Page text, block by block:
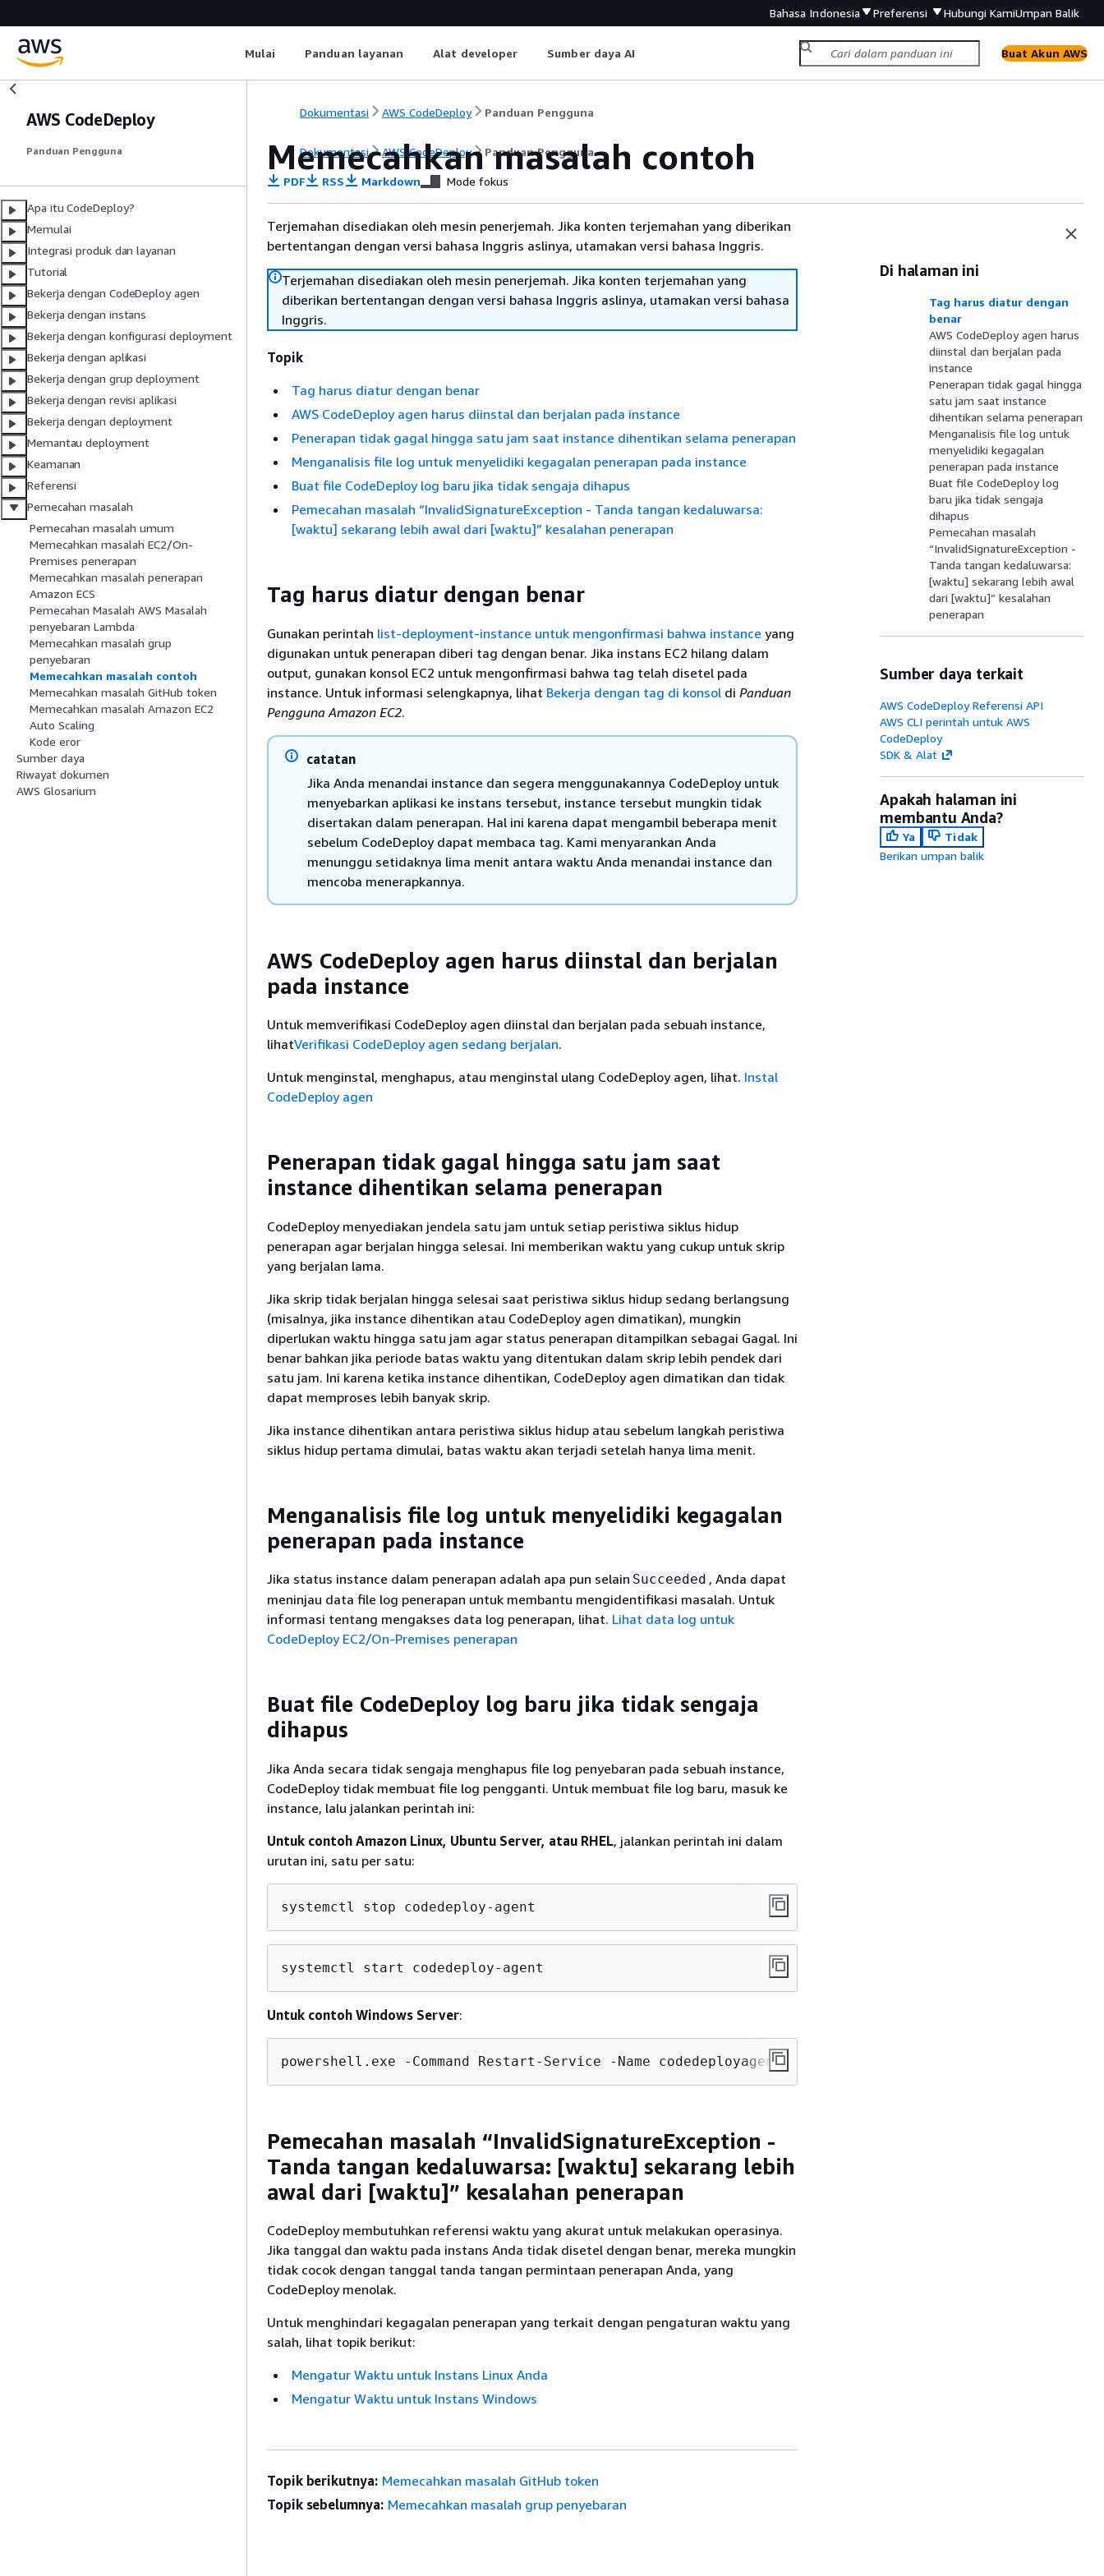
Bahasa Indonesia Preferensi Hubungi KamiUmpan Balik
Mulai Panduan layanan Alat developer Sumber daya AI Buat Akun AWS
AWS CodeDeploy
Panduan Pengguna
Apa itu CodeDeploy?
Memulai
Integrasi produk dan layanan
Tutorial
Bekerja dengan CodeDeploy agen
Bekerja dengan instans
Bekerja dengan konfigurasi deployment
Bekerja dengan aplikasi
Bekerja dengan grup deployment
Bekerja dengan revisi aplikasi
Bekerja dengan deployment
Memantau deployment
Keamanan
Referensi
Pemecahan masalah
Pemecahan masalah umum
Memecahkan masalah EC2/On-
Premises penerapan
Memecahkan masalah penerapan
Amazon ECS
Pemecahan Masalah AWS Masalah
penyebaran Lambda
Memecahkan masalah grup
penyebaran
Memecahkan masalah contoh
Memecahkan masalah GitHub token
Memecahkan masalah Amazon EC2
Auto Scaling
Kode eror
Sumber daya
Riwayat dokumen
AWS Glosarium
Dokumentasi AWS CodeDeploy Panduan Pengguna
Dokumentasi AWS CodeDeploy Panduan Pengguna
Memecahkan masalah contoh
PDF RSS Markdown Mode fokus
Terjemahan disediakan oleh mesin penerjemah. Jika konten terjemahan yang diberikan
bertentangan dengan versi bahasa Inggris aslinya, utamakan versi bahasa Inggris.
Terjemahan disediakan oleh mesin penerjemah. Jika konten terjemahan yang
diberikan bertentangan dengan versi bahasa Inggris aslinya, utamakan versi bahasa
Inggris.
Topik
Tag harus diatur dengan benar
AWS CodeDeploy agen harus diinstal dan berjalan pada instance
Penerapan tidak gagal hingga satu jam saat instance dihentikan selama penerapan
Menganalisis file log untuk menyelidiki kegagalan penerapan pada instance
Buat file CodeDeploy log baru jika tidak sengaja dihapus
Pemecahan masalah “InvalidSignatureException - Tanda tangan kedaluwarsa:
[waktu] sekarang lebih awal dari [waktu]” kesalahan penerapan
Tag harus diatur dengan benar
Gunakan perintah list-deployment-instance untuk mengonfirmasi bahwa instance yang
digunakan untuk penerapan diberi tag dengan benar. Jika instans EC2 hilang dalam
output, gunakan konsol EC2 untuk mengonfirmasi bahwa tag telah disetel pada
instance. Untuk informasi selengkapnya, lihat Bekerja dengan tag di konsol di Panduan
Pengguna Amazon EC2.
catatan
Jika Anda menandai instance dan segera menggunakannya CodeDeploy untuk
menyebarkan aplikasi ke instans tersebut, instance tersebut mungkin tidak
disertakan dalam penerapan. Hal ini karena dapat mengambil beberapa menit
sebelum CodeDeploy dapat membaca tag. Kami menyarankan Anda
menunggu setidaknya lima menit antara waktu Anda menandai instance dan
mencoba menerapkannya.
AWS CodeDeploy agen harus diinstal dan berjalan
pada instance
Untuk memverifikasi CodeDeploy agen diinstal dan berjalan pada sebuah instance,
lihatVerifikasi CodeDeploy agen sedang berjalan.
Untuk menginstal, menghapus, atau menginstal ulang CodeDeploy agen, lihat. Instal
CodeDeploy agen
Penerapan tidak gagal hingga satu jam saat
instance dihentikan selama penerapan
CodeDeploy menyediakan jendela satu jam untuk setiap peristiwa siklus hidup
penerapan agar berjalan hingga selesai. Ini memberikan waktu yang cukup untuk skrip
yang berjalan lama.
Jika skrip tidak berjalan hingga selesai saat peristiwa siklus hidup sedang berlangsung
(misalnya, jika instance dihentikan atau CodeDeploy agen dimatikan), mungkin
diperlukan waktu hingga satu jam agar status penerapan ditampilkan sebagai Gagal. Ini
benar bahkan jika periode batas waktu yang ditentukan dalam skrip lebih pendek dari
satu jam. Ini karena ketika instance dihentikan, CodeDeploy agen dimatikan dan tidak
dapat memproses lebih banyak skrip.
Jika instance dihentikan antara peristiwa siklus hidup atau sebelum langkah peristiwa
siklus hidup pertama dimulai, batas waktu akan terjadi setelah hanya lima menit.
Menganalisis file log untuk menyelidiki kegagalan
penerapan pada instance
Jika status instance dalam penerapan adalah apa pun selain Succeeded , Anda dapat
meninjau data file log penerapan untuk membantu mengidentifikasi masalah. Untuk
informasi tentang mengakses data log penerapan, lihat. Lihat data log untuk
CodeDeploy EC2/On-Premises penerapan
Buat file CodeDeploy log baru jika tidak sengaja
dihapus
Jika Anda secara tidak sengaja menghapus file log penyebaran pada sebuah instance,
CodeDeploy tidak membuat file log pengganti. Untuk membuat file log baru, masuk ke
instance, lalu jalankan perintah ini:
Untuk contoh Amazon Linux, Ubuntu Server, atau RHEL, jalankan perintah ini dalam
urutan ini, satu per satu:
systemctl stop codedeploy-agent
systemctl start codedeploy-agent
Untuk contoh Windows Server:
powershell.exe -Command Restart-Service -Name codedeployagent
Pemecahan masalah “InvalidSignatureException -
Tanda tangan kedaluwarsa: [waktu] sekarang lebih
awal dari [waktu]” kesalahan penerapan
CodeDeploy membutuhkan referensi waktu yang akurat untuk melakukan operasinya.
Jika tanggal dan waktu pada instans Anda tidak disetel dengan benar, mereka mungkin
tidak cocok dengan tanggal tanda tangan permintaan penerapan Anda, yang
CodeDeploy menolak.
Untuk menghindari kegagalan penerapan yang terkait dengan pengaturan waktu yang
salah, lihat topik berikut:
Mengatur Waktu untuk Instans Linux Anda
Mengatur Waktu untuk Instans Windows
Di halaman ini
Tag harus diatur dengan
benar
AWS CodeDeploy agen harus
diinstal dan berjalan pada
instance
Penerapan tidak gagal hingga
satu jam saat instance
dihentikan selama penerapan
Menganalisis file log untuk
menyelidiki kegagalan
penerapan pada instance
Buat file CodeDeploy log
baru jika tidak sengaja
dihapus
Pemecahan masalah
“InvalidSignatureException -
Tanda tangan kedaluwarsa:
[waktu] sekarang lebih awal
dari [waktu]” kesalahan
penerapan
Sumber daya terkait
AWS CodeDeploy Referensi API
AWS CLI perintah untuk AWS
CodeDeploy
SDK & Alat
Apakah halaman ini
membantu Anda?
Ya
Tidak
Berikan umpan balik
Topik berikutnya: Memecahkan masalah GitHub token
Topik sebelumnya: Memecahkan masalah grup penyebaran